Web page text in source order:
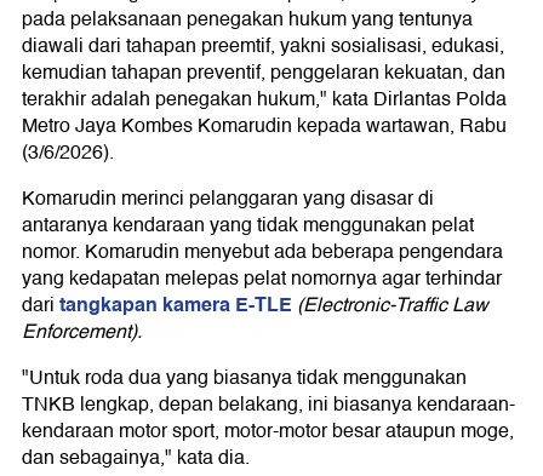
pada pelaksanaan penegakan hukum yang tentunya
diawali dari tahapan preemtif, yakni sosialisasi, edukasi,
kemudian tahapan preventif, penggelaran kekuatan, dan
terakhir adalah penegakan hukum," kata Dirlantas Polda
Metro Jaya Kombes Komarudin kepada wartawan, Rabu
(3/6/2026).
Komarudin merinci pelanggaran yang disasar di
antaranya kendaraan yang tidak menggunakan pelat
nomor. Komarudin menyebut ada beberapa pengendara
yang kedapatan melepas pelat nomornya agar terhindar
daritangkapan kamera E-TLE (Electronic-Traffic Law
Enforcement).
"Untuk roda dua yang biasanya tidak menggunakan
TNKB lengkap, depan belakang, ini biasanya kendaraan-
kendaraan motor sport, motor-motor besar ataupun moge,
dan sebagainya," kata dia.